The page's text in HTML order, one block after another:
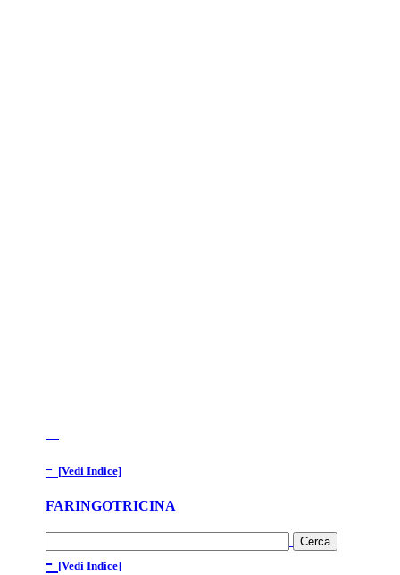
- [Vedi Indice]
FARINGOTRICINA
- [Vedi Indice]